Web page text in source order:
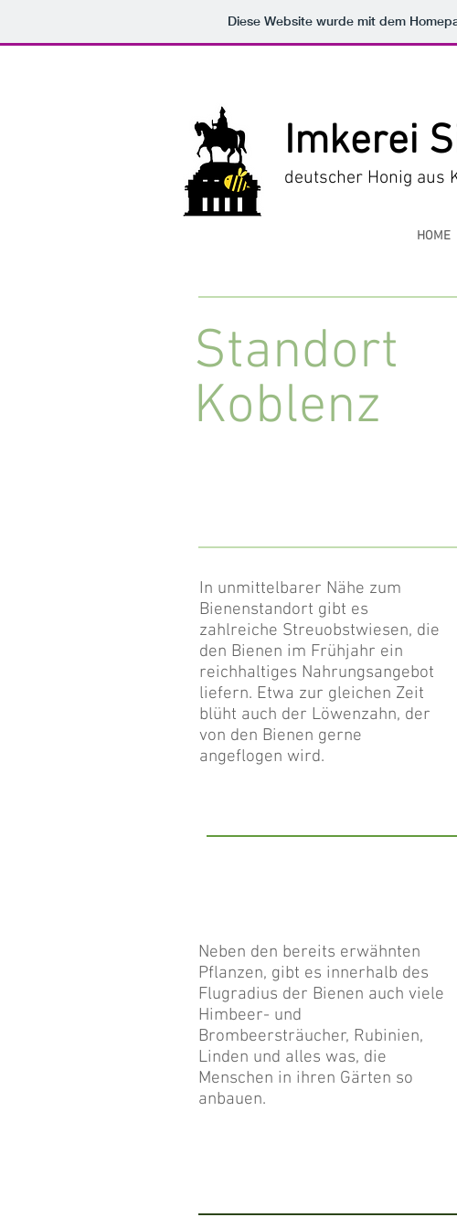
Diese Website wurde mit dem
Imkerei
deutscher Honig aus
HOME
Standort
Koblenz
In unmittelbarer Nähe zum
Bienenstandort gibt es
zahlreiche Streuobstwiesen, die
den Bienen im Frühjahr ein
reichhaltiges Nahrungsangebot
liefern. Etwa zur gleichen Zeit
blüht auch der Löwenzahn, der
von den Bienen gerne
angeflogen wird.
Neben den bereits erwähnten
Pflanzen, gibt es innerhalb des
Flugradius der Bienen auch viele
Himbeer- und
Brombeersträucher, Rubinien,
Linden und alles was, die
Menschen in ihren Gärten so
anbauen.